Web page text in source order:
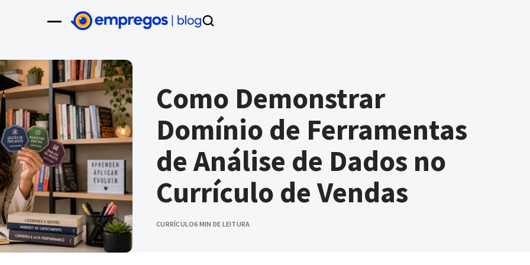
Como Demonstrar
Domínio de Ferramentas
de Análise de Dados no
Currículo de Vendas
CURRÍCULO6 MIN DE LEITURA